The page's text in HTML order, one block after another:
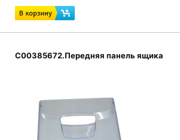
C00385672.Передняя панель ящика